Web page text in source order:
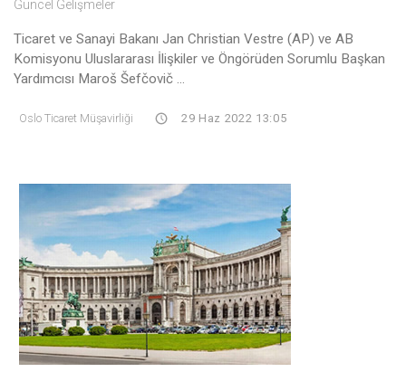
Güncel Gelişmeler
Ticaret ve Sanayi Bakanı Jan Christian Vestre (AP) ve AB
Komisyonu Uluslararası İlişkiler ve Öngörüden Sorumlu Başkan
Yardımcısı Maroš Šefčovič ...
Oslo Ticaret Müşavirliği 29 Haz 2022 13:05